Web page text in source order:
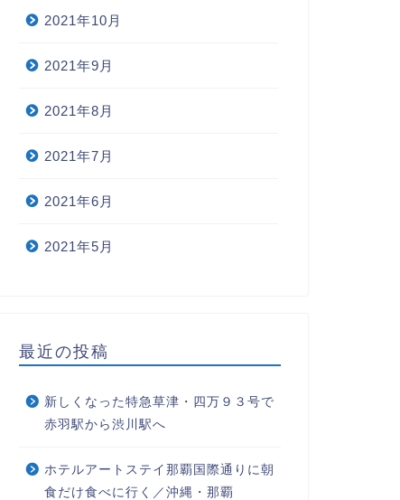
2021年10月
2021年9月
2021年8月
2021年7月
2021年6月
2021年5月
最近の投稿
新しくなった特急草津・四万９３号で
赤羽駅から渋川駅へ
ホテルアートステイ那覇国際通りに朝
食だけ食べに行く／沖縄・那覇